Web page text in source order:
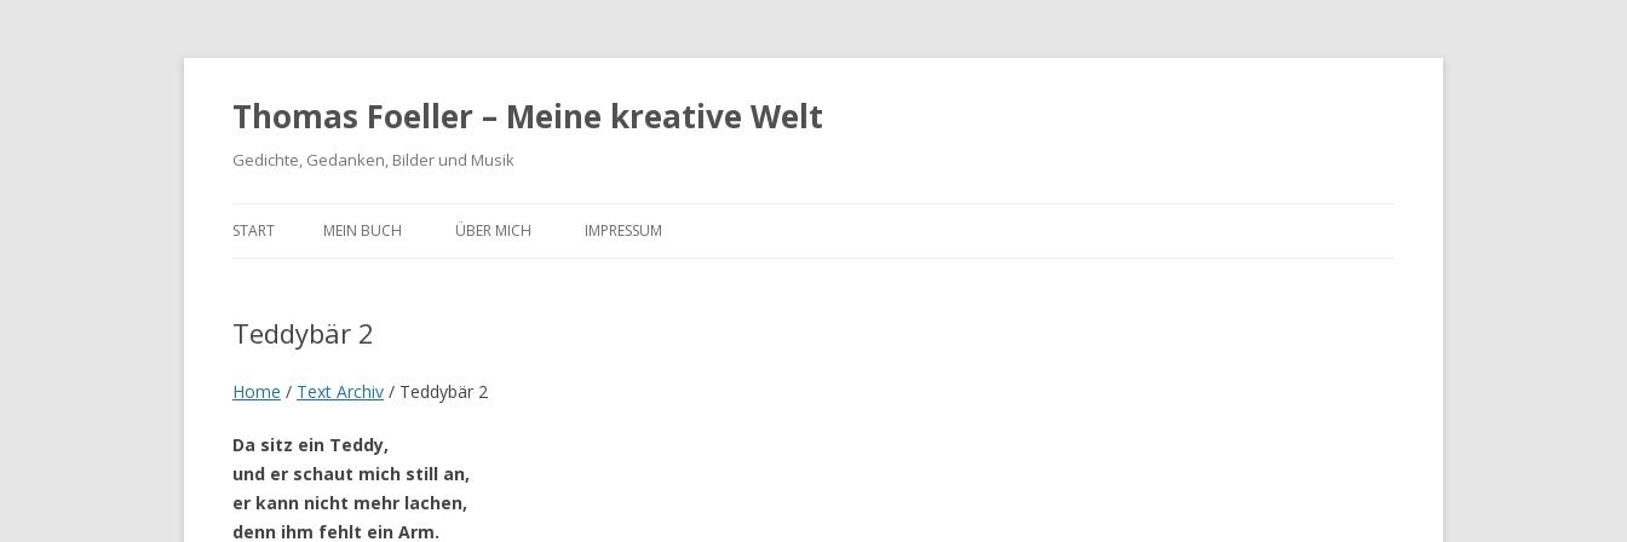
Thomas Foeller – Meine kreative Welt
Gedichte, Gedanken, Bilder und Musik
START MEIN BUCH ÜBER MICH IMPRESSUM
Teddybär 2
Home / Text Archiv / Teddybär 2
Da sitz ein Teddy,
und er schaut mich still an,
er kann nicht mehr lachen,
denn ihm fehlt ein Arm.